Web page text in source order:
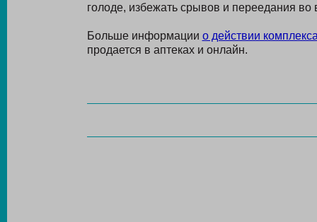
голоде, избежать срывов и переедания во
Больше информации о действии
продается в аптеках и онлайн.